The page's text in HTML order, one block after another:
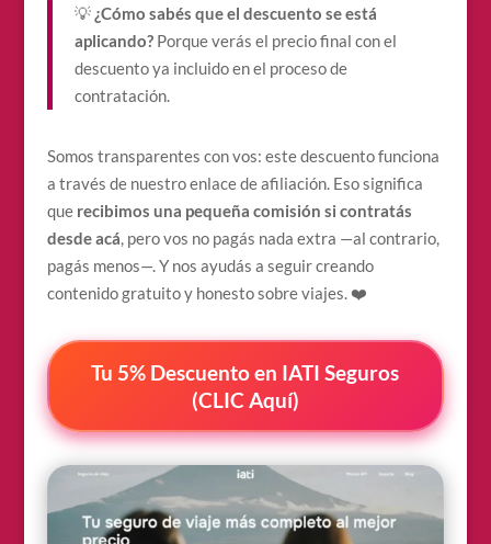
💡 ¿Cómo sabés que el descuento se está
aplicando?Porque verás el precio final con el
descuento ya incluido en el proceso de
contratación.
Somos transparentes con vos: este descuento funciona
a través de nuestro enlace de afiliación. Eso significa
que recibimos una pequeña comisión si contratás
desde acá, pero vos no pagás nada extra —al contrario,
pagás menos—. Y nos ayudás a seguir creando
contenido gratuito y honesto sobre viajes. ❤️
Tu 5% Descuento en IATI Seguros
(CLIC Aquí)